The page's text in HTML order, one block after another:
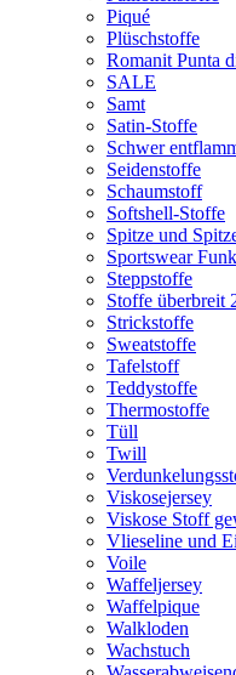
Piqué
Plüschstoffe
Romanit Punta
SALE
Samt
Satin-Stoffe
Schwer
Seidenstoffe
Schaumstoff
Softshell-Stoffe
Spitze und
Sportswear
Steppstoffe
Stoffe überbreit
Strickstoffe
Sweatstoffe
Tafelstoff
Teddystoffe
Thermostoffe
Tüll
Twill
Viskosejersey
Viskose Stoff
Vlieseline und
Voile
Waffeljersey
Waffelpique
Walkloden
Wachstuch